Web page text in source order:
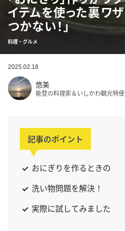
イテムを使った裏ワ
つかない！」
料理・グルメ
2025.02.18
悠美
能登の料理家＆いしかわ観光特使
記事のポイント
おにぎりを作るときの
洗い物問題を解決！
実際に試してみました